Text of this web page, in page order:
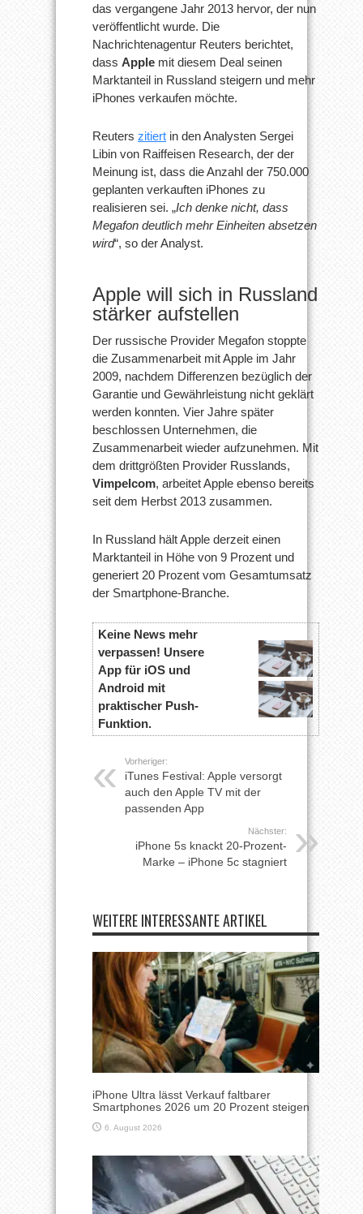
das vergangene Jahr 2013 hervor, der nun
veröffentlicht wurde. Die
Nachrichtenagentur Reuters berichtet,
dass Apple mit diesem Deal seinen
Marktanteil in Russland steigern und mehr
iPhones verkaufen möchte.
Reuters zitiert in den Analysten Sergei
Libin von Raiffeisen Research, der der
Meinung ist, dass die Anzahl der 750.000
geplanten verkauften iPhones zu
realisieren sei. „Ich denke nicht, dass
Megafon deutlich mehr Einheiten absetzen
wird“, so der Analyst.
Apple will sich in Russland
stärker aufstellen
Der russische Provider Megafon stoppte
die Zusammenarbeit mit Apple im Jahr
2009, nachdem Differenzen bezüglich der
Garantie und Gewährleistung nicht geklärt
werden konnten. Vier Jahre später
beschlossen Unternehmen, die
Zusammenarbeit wieder aufzunehmen. Mit
dem drittgrößten Provider Russlands,
Vimpelcom, arbeitet Apple ebenso bereits
seit dem Herbst 2013 zusammen.
In Russland hält Apple derzeit einen
Marktanteil in Höhe von 9 Prozent und
generiert 20 Prozent vom Gesamtumsatz
der Smartphone-Branche.
Keine News mehr
verpassen! Unsere
App für iOS und
Android mit
praktischer Push-
Funktion.
Vorheriger:
iTunes Festival: Apple versorgt
auch den Apple TV mit der
passenden App
Nächster:
iPhone 5s knackt 20-Prozent-
Marke – iPhone 5c stagniert
WEITERE INTERESSANTE ARTIKEL
iPhone Ultra lässt Verkauf faltbarer
Smartphones 2026 um 20 Prozent steigen
6. August 2026